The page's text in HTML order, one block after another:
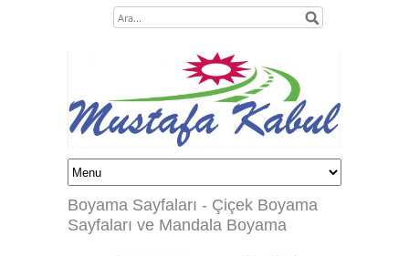
Boyama Sayfaları - Çiçek Boyama
Sayfaları ve Mandala Boyama